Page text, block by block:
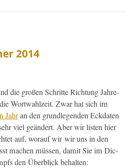
2014
die großen Schritte Rich­tung Jahre­
Wort­wahlzeit. Zwar hat sich im
Jahran den grundle­gen­den Eck­dat­en
viel geän­dert. Aber wir lis­ten hier
auf, worauf wir wir uns in den
machen müssen, damit Sie im Dic­
den Überblick behalten: